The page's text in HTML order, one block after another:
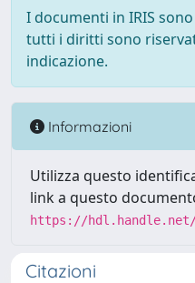
I documenti in IRIS
tutti i diritti sono
indicazione.
Informazioni
Utilizza questo
link a questo
https://hdl.handle.net/
Citazioni